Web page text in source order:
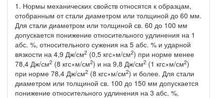
1. Нормы механических свойств относятся к образцам,
отобранным от стали диаметром или толщиной до 60 мм.
Для стали диаметром или толщиной св. 60 до 100 мм
допускается понижение относительного удлинения на 1
абс. %, относительного сужения на 5 абс. % и ударной
вязкости на 4,9 Дж/см2 (0,5 кгс×м/см2) при норме менее
78,4 Дж/см2 (8 кгс×м/см2) и на 9,8 Дж/см2 (1 кгс×м/см2)
при норме 78,4 Дж/см2 (8 кгс×м/см2) и более. Для стали
диаметром или толщиной св. 100 до 150 мм допускается
понижение относительного удлинения на 3 абс. %,